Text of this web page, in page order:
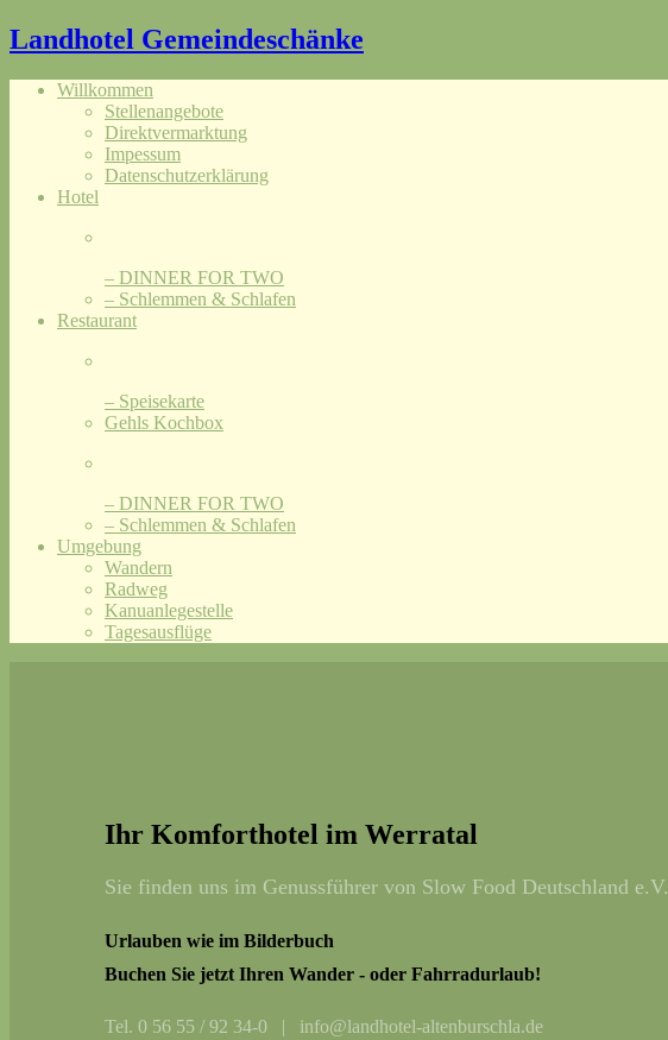
Landhotel Gemeindeschänke
Willkommen
Stellenangebote
Direktvermarktung
Impessum
Datenschutzerklärung
Hotel
– DINNER FOR TWO
– Schlemmen & Schlafen
Restaurant
– Speisekarte
Gehls Kochbox
– DINNER FOR TWO
– Schlemmen & Schlafen
Umgebung
Wandern
Radweg
Kanuanlegestelle
Tagesausflüge
Ihr Komforthotel im Werratal
Sie finden uns im Genussführer von Slow Food Deutschland e.V.
Urlauben wie im Bilderbuch
Buchen Sie jetzt Ihren Wander - oder Fahrradurlaub!
Tel. 0 56 55 / 92 34-0 | info@landhotel-altenburschla.de